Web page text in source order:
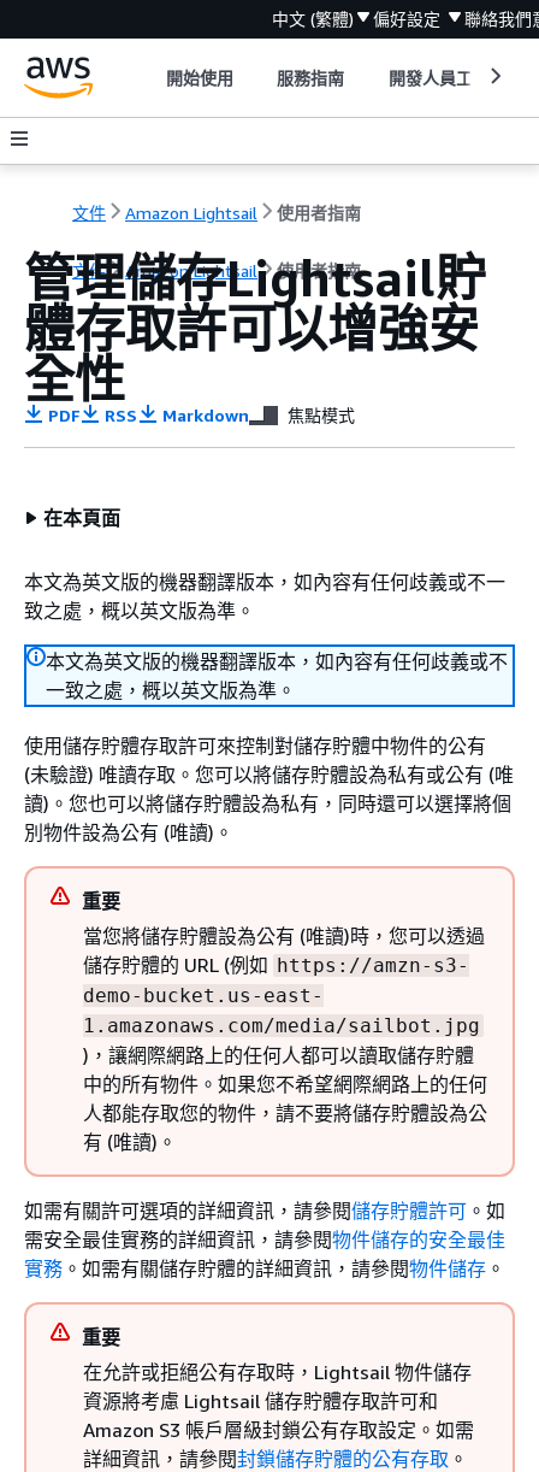
中文 (繁體) 偏好設定 聯絡我們
開始使用 服務指南 開發人員工具
文件 Amazon Lightsail 使用者指南
文件 Amazon Lightsail 使用者指南
管理儲存Lightsail貯
體存取許可以增強安
全性
PDF RSS Markdown 焦點模式
在本頁面
本文為英文版的機器翻譯版本，如內容有任何歧義或不一
致之處，概以英文版為準。
本文為英文版的機器翻譯版本，如內容有任何歧義或不
一致之處，概以英文版為準。
使用儲存貯體存取許可來控制對儲存貯體中物件的公有
(未驗證) 唯讀存取。您可以將儲存貯體設為私有或公有 (唯
讀)。您也可以將儲存貯體設為私有，同時還可以選擇將個
別物件設為公有 (唯讀)。
重要
當您將儲存貯體設為公有 (唯讀)時，您可以透過
儲存貯體的 URL (例如 https://amzn-s3-
demo-bucket.us-east-
1.amazonaws.com/media/sailbot.jpg
)，讓網際網路上的任何人都可以讀取儲存貯體
中的所有物件。如果您不希望網際網路上的任何
人都能存取您的物件，請不要將儲存貯體設為公
有 (唯讀)。
如需有關許可選項的詳細資訊，請參閱儲存貯體許可 。如
需安全最佳實務的詳細資訊，請參閱物件儲存的安全最佳
實務 。如需有關儲存貯體的詳細資訊，請參閱物件儲存 。
重要
在允許或拒絕公有存取時，Lightsail 物件儲存
資源將考慮 Lightsail 儲存貯體存取許可和
Amazon S3 帳戶層級封鎖公有存取設定。如需
詳細資訊，請參閱封鎖儲存貯體的公有存取 。